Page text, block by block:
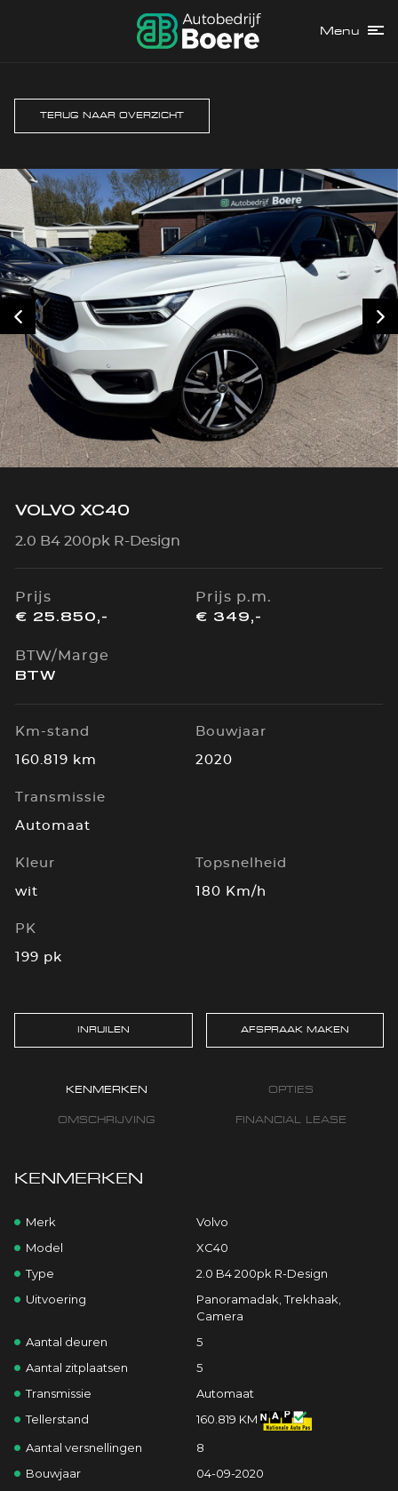
Menu
TERUG NAAR OVERZICHT
VOLVO XC40
2.0 B4 200pk R-Design
Prijs
€ 25.850,-
Prijs p.m.
€ 349,-
BTW/Marge
BTW
Km-stand
160.819 km
Bouwjaar
2020
Transmissie
Automaat
Kleur
wit
Topsnelheid
180 Km/h
PK
199 pk
INRUILEN AFSPRAAK MAKEN
KENMERKEN OPTIES
OMSCHRIJVING FINANCIAL LEASE
KENMERKEN
Merk
Volvo
Model
XC40
Type
2.0 B4 200pk R-Design
Uitvoering
Panoramadak, Trekhaak,
Camera
Aantal deuren
5
Aantal zitplaatsen
5
Transmissie
Automaat
Tellerstand
160.819 KM
Aantal versnellingen
8
Bouwjaar
04-09-2020